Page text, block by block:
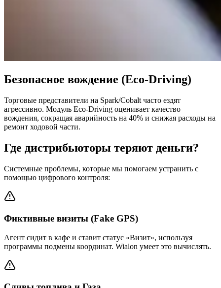
Безопасное вождение (Eco-Driving)
Торговые представители на Spark/Cobalt часто ездят
агрессивно. Модуль Eco-Driving оценивает качество
вождения, сокращая аварийность на 40% и снижая расходы на
ремонт ходовой части.
Где дистрибьюторы теряют деньги?
Системные проблемы, которые мы помогаем устранить с
помощью цифрового контроля:
Фиктивные визиты (Fake GPS)
Агент сидит в кафе и ставит статус «Визит», используя
программы подмены координат. Wialon умеет это вычислять.